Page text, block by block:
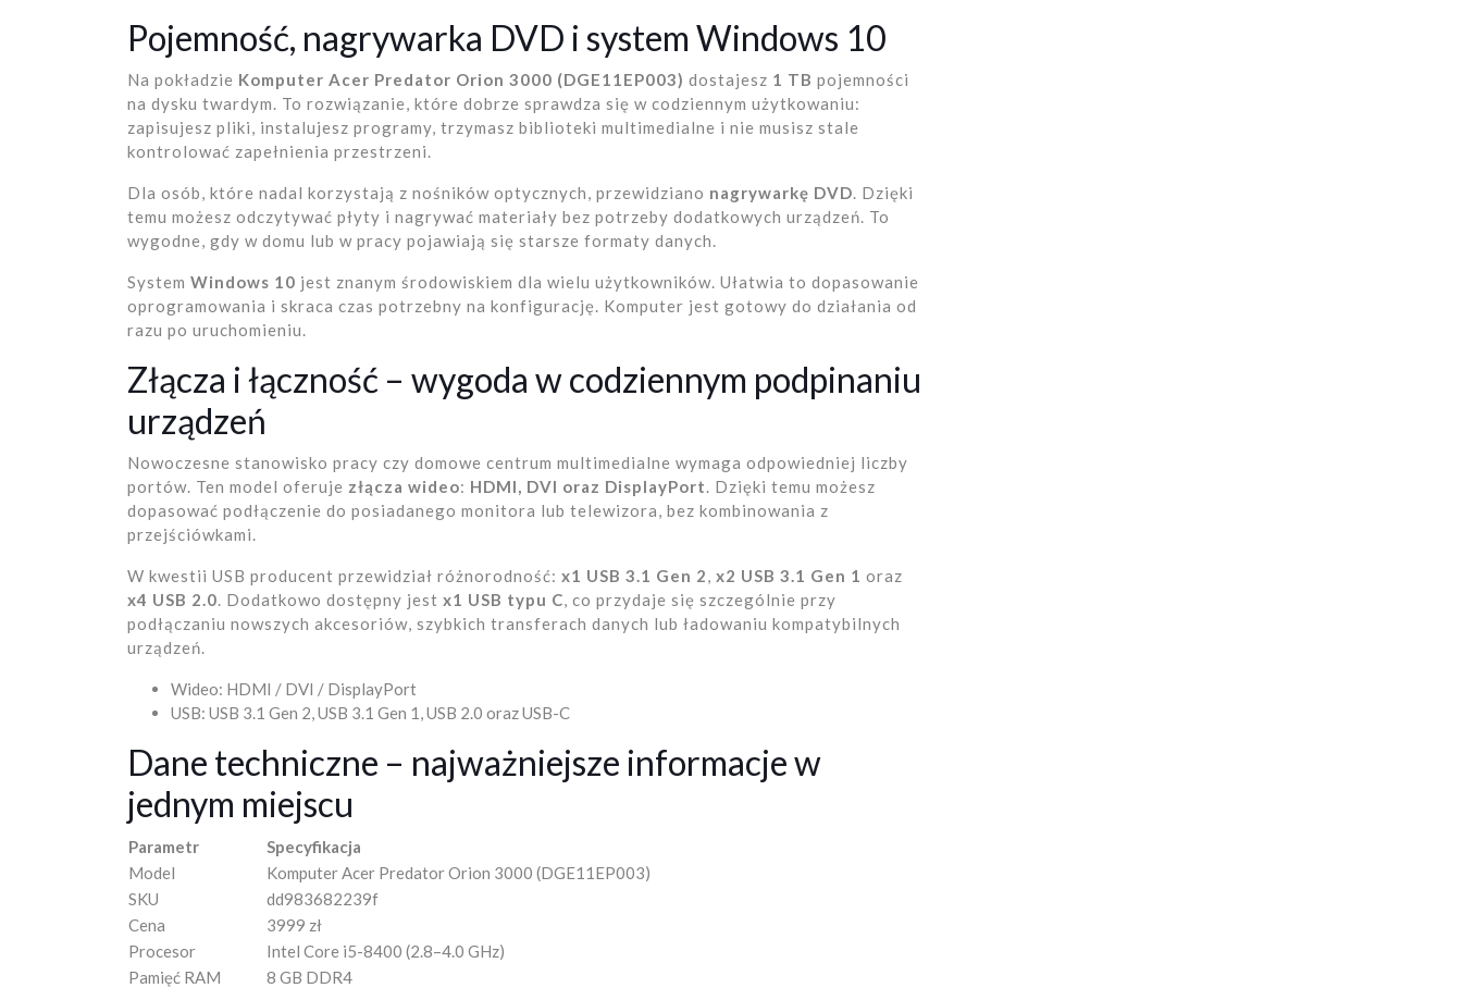
Pojemność, nagrywarka DVD i system Windows 10
Na pokładzie Komputer Acer Predator Orion 3000 (DGE11EP003) dostajesz 1 TB pojemności
na dysku twardym. To rozwiązanie, które dobrze sprawdza się w codziennym użytkowaniu:
zapisujesz pliki, instalujesz programy, trzymasz biblioteki multimedialne i nie musisz stale
kontrolować zapełnienia przestrzeni.
Dla osób, które nadal korzystają z nośników optycznych, przewidziano nagrywarkę DVD. Dzięki
temu możesz odczytywać płyty i nagrywać materiały bez potrzeby dodatkowych urządzeń. To
wygodne, gdy w domu lub w pracy pojawiają się starsze formaty danych.
System Windows 10 jest znanym środowiskiem dla wielu użytkowników. Ułatwia to dopasowanie
oprogramowania i skraca czas potrzebny na konfigurację. Komputer jest gotowy do działania od
razu po uruchomieniu.
Złącza i łączność – wygoda w codziennym podpinaniu
urządzeń
Nowoczesne stanowisko pracy czy domowe centrum multimedialne wymaga odpowiedniej liczby
portów. Ten model oferuje złącza wideo: HDMI, DVI oraz DisplayPort. Dzięki temu możesz
dopasować podłączenie do posiadanego monitora lub telewizora, bez kombinowania z
przejściówkami.
W kwestii USB producent przewidział różnorodność: x1 USB 3.1 Gen 2, x2 USB 3.1 Gen 1 oraz
x4 USB 2.0. Dodatkowo dostępny jest x1 USB typu C, co przydaje się szczególnie przy
podłączaniu nowszych akcesoriów, szybkich transferach danych lub ładowaniu kompatybilnych
urządzeń.
Wideo: HDMI / DVI / DisplayPort
USB: USB 3.1 Gen 2, USB 3.1 Gen 1, USB 2.0 oraz USB-C
Dane techniczne – najważniejsze informacje w
jednym miejscu
Parametr
Specyfikacja
Model
Komputer Acer Predator Orion 3000 (DGE11EP003)
SKU
dd983682239f
Cena
3999 zł
Procesor
Intel Core i5-8400 (2.8–4.0 GHz)
Pamięć RAM
8 GB DDR4